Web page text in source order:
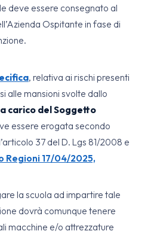
deve essere consegnato al
Ospitante in fase di
, relativa ai rischi presenti
alle mansioni svolte dallo
carico del Soggetto
essere erogata secondo
37 del D. Lgs 81/2008 e
Regioni 17/04/2025,
la scuola ad impartire tale
dovrà comunque tenere
macchine e/o attrezzature